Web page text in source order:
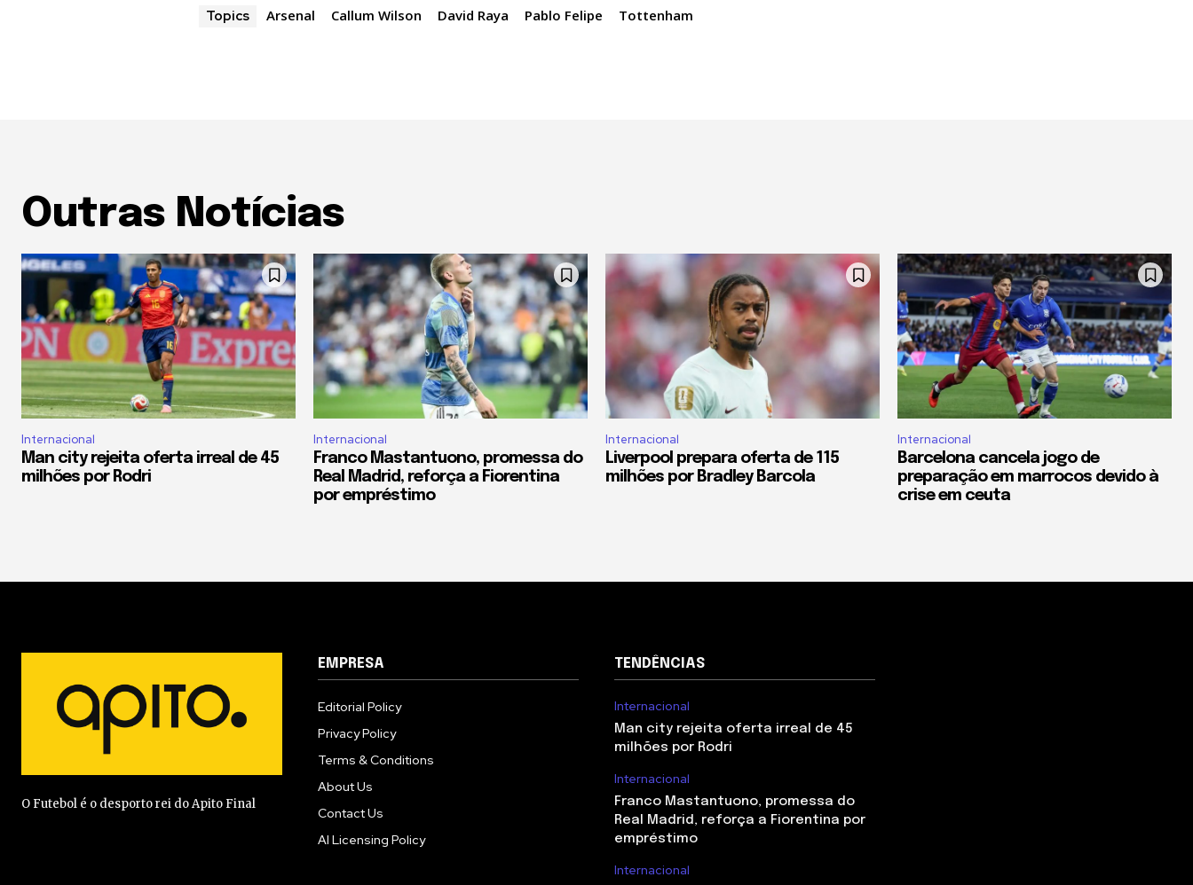
Topics Arsenal Callum Wilson David Raya Pablo Felipe Tottenham
Outras Notícias
Internacional
Man city rejeita oferta irreal de 45
milhões por Rodri
Internacional
Franco Mastantuono, promessa do
Real Madrid, reforça a Fiorentina
por empréstimo
Internacional
Liverpool prepara oferta de 115
milhões por Bradley Barcola
Internacional
Barcelona cancela jogo de
preparação em marrocos devido à
crise em ceuta
O Futebol é o desporto rei do Apito Final
EMPRESA
Editorial Policy
Privacy Policy
Terms & Conditions
About Us
Contact Us
AI Licensing Policy
TENDÊNCIAS
Internacional
Man city rejeita oferta irreal de 45
milhões por Rodri
Internacional
Franco Mastantuono, promessa do
Real Madrid, reforça a Fiorentina por
empréstimo
Internacional